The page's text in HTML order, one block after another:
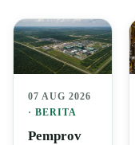
07 AUG 2026
· BERITA
Pemprov